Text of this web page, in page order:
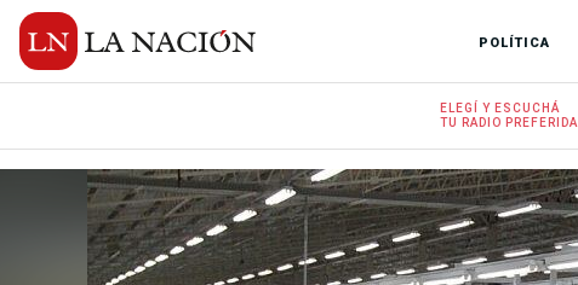
POLÍTICA
ELEGÍ Y ESCUCHÁ
TU RADIO PREFERIDA